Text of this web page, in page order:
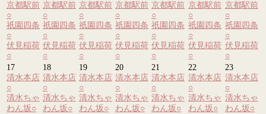
京都駅前
○
祇園四条
○
伏見稲荷
○
京都駅前
○
祇園四条
○
伏見稲荷
○
京都駅前
○
祇園四条
○
伏見稲荷
○
京都駅前
○
祇園四条
○
伏見稲荷
○
京都駅前
○
祇園四条
○
伏見稲荷
○
京都駅前
○
祇園四条
○
伏見稲荷
○
京都駅前
○
祇園四条
○
伏見稲荷
○
17
清水本店
○
清水ちゃ
わん坂○
18
清水本店
○
清水ちゃ
わん坂○
19
清水本店
○
清水ちゃ
わん坂○
20
清水本店
○
清水ちゃ
わん坂○
21
清水本店
○
清水ちゃ
わん坂○
22
清水本店
○
清水ちゃ
わん坂○
23
清水本店
○
清水ちゃ
わん坂○